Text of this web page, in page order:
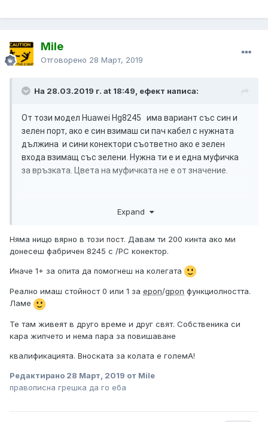
Mile
Отговорено 28 Март, 2019
На 28.03.2019 г. at 18:49, ефект написа:
От този модел Huawei Hg8245 има вариант със син и
зелен порт, ако е син взимаш си пач кабел с нужната
дължина и сини конектори съответно ако е зелен
входа взимащ със зелени. Нужна ти е и една муфичка
за връзката. Цвета на муфичката не е от значение.
Expand
Няма нищо вярно в този пост. Давам ти 200 кинта ако ми
донесеш фабричен 8245 с /PC конектор.
Иначе 1+ за опита да помогнеш на колегата
Реално имаш стойност 0 или 1 за epon/gpon функциолността.
Ламе
Те там живеят в друго време и друг свят. Собственика си
кара жипчето и нема пара за повишаване
квалификацията. Вноската за колата е големА!
Редактирано 28 Март, 2019 от Mile
правописна грешка да го еба